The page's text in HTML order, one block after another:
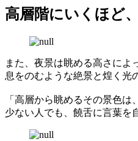
高層階にいくほど
また、夜景は眺める高さによ
息をのむような絶景と煌く光
「高層から眺めるその景色
少ない人でも、饒舌に言葉を